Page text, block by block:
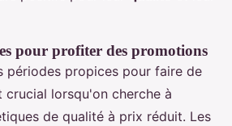
pour profiter des promotions
périodes propices pour faire de
crucial lorsqu'on cherche à
de qualité à prix réduit. Les